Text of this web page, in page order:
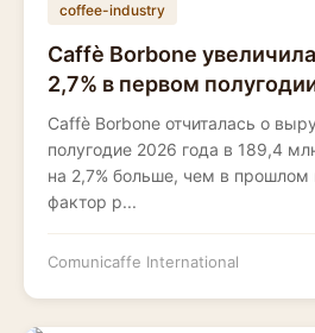
coffee-industry
Caffè Borbone
2,7% в первом
Caffè Borbone отчиталась о
полугодие 2026 года в 189,4
на 2,7% больше, чем в прошлом
фактор р...
Comunicaffe International